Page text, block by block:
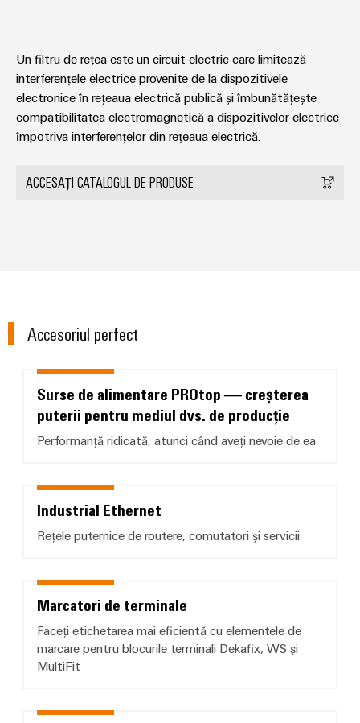
Un filtru de rețea este un circuit electric care limitează
interferențele electrice provenite de la dispozitivele
electronice în rețeaua electrică publică și îmbunătățește
compatibilitatea electromagnetică a dispozitivelor electrice
împotriva interferențelor din rețeaua electrică.
ACCESAȚI CATALOGUL DE PRODUSE
Accesoriul perfect
Surse de alimentare PROtop —
Surse de alimentare PROtop — creșterea
puterii pentru mediul dvs. de producție
Performanță ridicată, atunci când aveți nevoie de ea
Industrial Ethernet
Rețele puternice de routere, comutatori și servicii
Marcatori de terminale
Marcatori de terminale
Faceți etichetarea mai eficientă cu elementele de
marcare pentru blocurile terminali Dekafix, WS și
MultiFit